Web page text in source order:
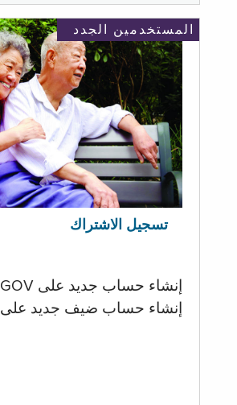
المستخدمين الجدد
تسجيل الاشتراك
إنشاء حساب جديد على NY.GOV
إنشاء حساب ضيف جديد على SNAP